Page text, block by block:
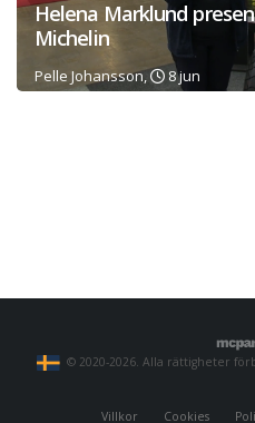
Helena Marklund
Michelin
Pelle Johansson, 8 jun
© 2020-2026. Alla rättigheter
Villkor Cookies